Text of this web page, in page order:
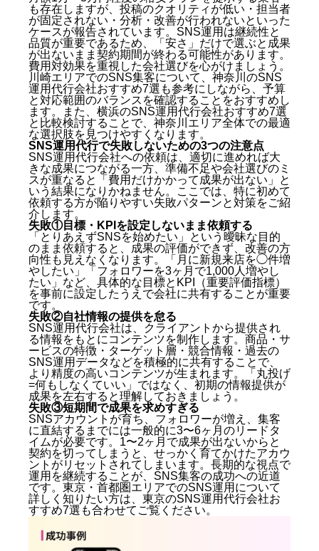
も存在しますが、投稿のクオリティが低い・担当者
が固定されない・分析・改善が行われないといった
ケースが報告されています。SNS運用は継続性と
品質が重要であるため、「安さ」だけで選ぶと成果
が出ないまま契約期間が終わる可能性があります。
費用対効果を重視した会社選びを心がけましょう。
川崎エリアでのSNS集客について、 神奈川のSNS
運用代行会社おすすめ7選 も参考にしながら、予算
と対応範囲のバランスを確認することをおすすめし
ます。また、 横浜のSNS運用代行会社おすすめ7選
と比較検討することで、神奈川エリア全体での最適
な選択肢を見つけやすくなります。
SNS運用代行で失敗しないための3つの注意点
SNS運用代行会社への依頼は、適切に進めれば大
きな成果につながる一方、準備不足や会社選びのミ
スが重なると「費用だけかかって成果が出ない」と
いう結果になりかねません。ここでは、特に初めて
依頼する方が陥りやすい失敗パターンと対策をご紹
介します。
失敗①目標・KPIを設定しないまま依頼する
「とりあえずSNSを始めたい」という曖昧な目的
のまま依頼すると、成果の評価ができず、改善の方
向性も見えなくなります。「月に新規来店を◯件増
やしたい」「フォロワーを3ヶ月で1,000人増やし
たい」など、具体的な目標とKPI（重要評価指標）
を事前に設定したうえで会社に共有することが重要
です。
失敗②自社情報の提供を怠る
SNS運用代行会社は、クライアントから提供され
る情報をもとにコンテンツを制作します。商品・サ
ービスの特徴・ターゲット層・競合情報・過去の
SNS運用データなどを積極的に共有することで、
より精度の高いコンテンツが生まれます。「丸投げ
=何もしなくていい」ではなく、初期の情報提供が
成果を左右すると理解しておきましょう。
失敗③短期間で成果を求めすぎる
SNSアカウントが育ち、フォロワーが増え、集客
に直結するまでには一般的に3〜6ヶ月のリードタ
イムが必要です。1〜2ヶ月で成果が出ないからと
契約を切ってしまうと、せっかく育てかけたアカウ
ントがリセットされてしまいます。長期的な視点で
運用を継続することが、SNS集客の成功への近道
です。東京・首都圏エリアでのSNS運用について
詳しく知りたい方は、 東京のSNS運用代行会社お
すすめ7選 も合わせてご覧ください。